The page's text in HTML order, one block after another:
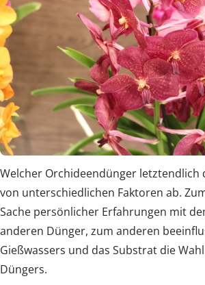
Welcher Orchideendünger letztendlich
von unterschiedlichen Faktoren ab.
Sache persönlicher Erfahrungen mit
anderen Dünger, zum anderen
Gießwassers und das Substrat die
Düngers.